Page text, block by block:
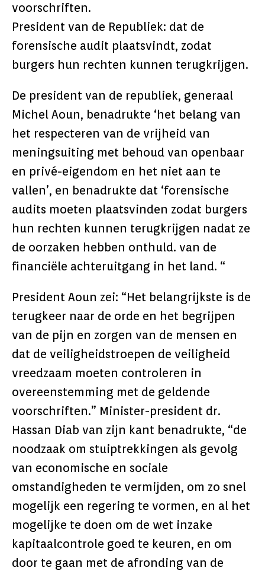
voorschriften.
President van de Republiek: dat de
forensische audit plaatsvindt, zodat
burgers hun rechten kunnen terugkrijgen.
De president van de republiek, generaal
Michel Aoun, benadrukte ‘het belang van
het respecteren van de vrijheid van
meningsuiting met behoud van openbaar
en privé-eigendom en het niet aan te
vallen’, en benadrukte dat ‘forensische
audits moeten plaatsvinden zodat burgers
hun rechten kunnen terugkrijgen nadat ze
de oorzaken hebben onthuld. van de
financiële achteruitgang in het land. “
President Aoun zei: “Het belangrijkste is de
terugkeer naar de orde en het begrijpen
van de pijn en zorgen van de mensen en
dat de veiligheidstroepen de veiligheid
vreedzaam moeten controleren in
overeenstemming met de geldende
voorschriften.” Minister-president dr.
Hassan Diab van zijn kant benadrukte, “de
noodzaak om stuiptrekkingen als gevolg
van economische en sociale
omstandigheden te vermijden, om zo snel
mogelijk een regering te vormen, en al het
mogelijke te doen om de wet inzake
kapitaalcontrole goed te keuren, en om
door te gaan met de afronding van de